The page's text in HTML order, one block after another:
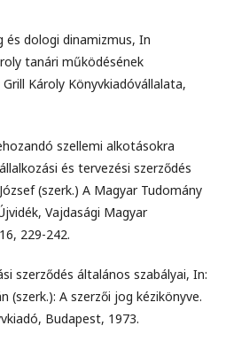
és dologi dinamizmus, In
tanári működésének
Károly Könyvkiadóvállalata,
szellemi alkotásokra
és tervezési szerződés
(szerk.) A Magyar Tudomány
Vajdasági Magyar
229-242.
szerződés általános szabályai, In:
(szerk.): A szerzői jog kézikönyve.
Budapest, 1973.